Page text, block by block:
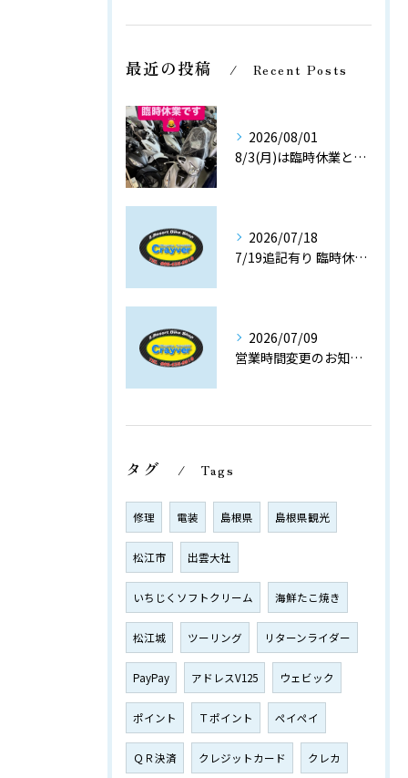
最近の投稿 Recent Posts
2026/08/01
8/3(月)は臨時休業とさせて頂きます。
2026/07/18
7/19追記有り 臨時休業のお知らせです。7/25(土) ８/3(月)
2026/07/09
営業時間変更のお知らせです。19時閉店(最終入店18時半)
タグ Tags
修理 電装 島根県 島根県観光
松江市 出雲大社
いちじくソフトクリーム 海鮮たこ焼き
松江城 ツーリング リターンライダー
PayPay アドレスV125 ウェビック
ポイント Ｔポイント ペイペイ
ＱＲ決済 クレジットカード クレカ